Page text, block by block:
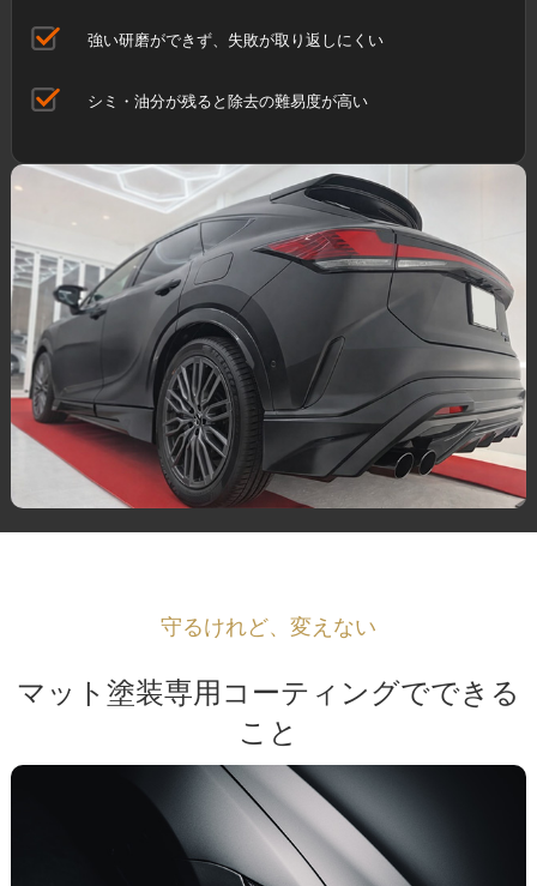
強い研磨ができず、失敗が取り返しにくい
シミ・油分が残ると除去の難易度が高い
守るけれど、変えない
マット塗装専用コーティングでできる
こと